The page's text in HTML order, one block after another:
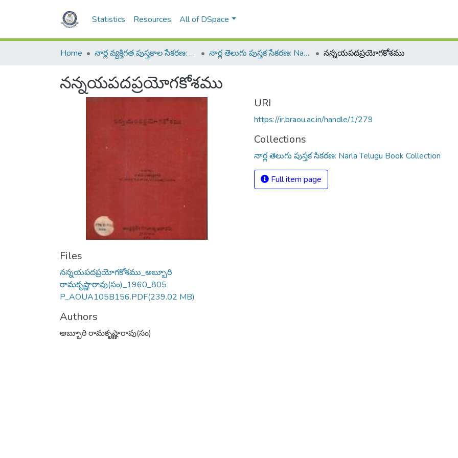
Statistics Resources All of DSpace
Home నార్ల వ్యక్తిగత పుస్తకాల సేకరణ: Narla Personal Collection of Books నార్ల తెలుగు పుస్తక సేకరణ: Narla Telugu Book Collection నన్నయపదప్రయోగకోశము
నన్నయపదప్రయోగకోశము
Files
నన్నయపదప్రయోగకోశము_అబ్బూరి
రామకృష్ణారావు(సం)_1960_805
P_AOUA105B156.PDF(239.02 MB)
Authors
అబ్బూరి రామకృష్ణారావు(సం)
URI
https://ir.braou.ac.in/handle/1/279
Collections
నార్ల తెలుగు పుస్తక సేకరణ: Narla Telugu Book Collection
Full item page